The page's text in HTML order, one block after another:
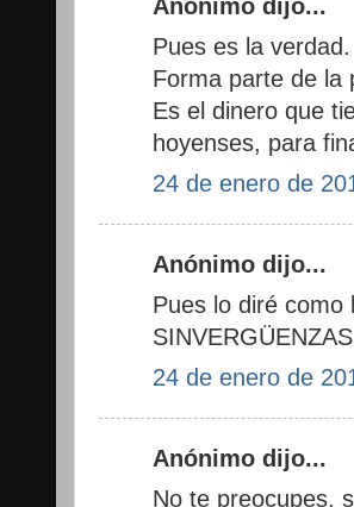
Anónimo dijo...
Pues es la verdad.
Forma parte de la
Es el dinero que
hoyenses, para
24 de enero de
Anónimo dijo...
Pues lo diré como
24 de enero de
Anónimo dijo...
No te preocupes,